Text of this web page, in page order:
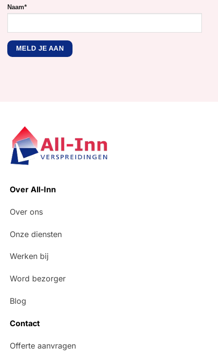
Naam*
Over All-Inn
Over ons
Onze diensten
Werken bij
Word bezorger
Blog
Contact
Offerte aanvragen